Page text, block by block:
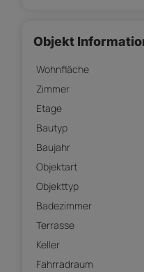
Objekt
Wohnfläche
Zimmer
Etage
Bautyp
Baujahr
Objektart
Objekttyp
Badezimmer
Terrasse
Keller
Fahrradraum